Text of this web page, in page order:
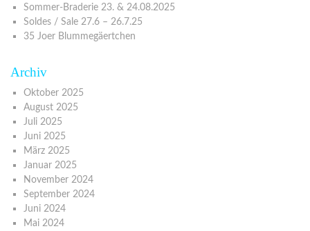
Sommer-Braderie 23. & 24.08.2025
Soldes / Sale 27.6 – 26.7.25
35 Joer Blummegäertchen
Archiv
Oktober 2025
August 2025
Juli 2025
Juni 2025
März 2025
Januar 2025
November 2024
September 2024
Juni 2024
Mai 2024